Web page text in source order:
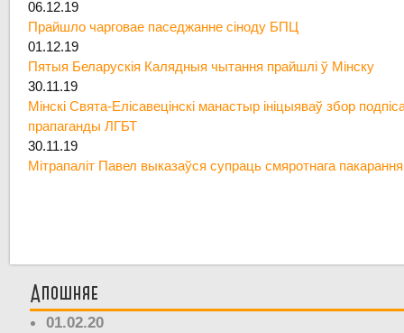
06.12.19
Прайшло чарговае паседжанне сіноду БПЦ
01.12.19
Пятыя Беларускія Калядныя чытання прайшлі ў Мінску
30.11.19
Мінскі Свята-Елісавецінскі манастыр ініцыяваў збор
прапаганды ЛГБТ
30.11.19
Мітрапаліт Павел выказаўся супраць смяротнага пакарання
Апошняе
01.02.20